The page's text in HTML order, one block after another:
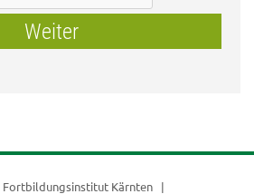
Weiter
Fortbildungsinstitut Kärnten